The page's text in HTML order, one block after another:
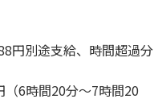
円別途支給、時間超過分
6時間20分～7時間20